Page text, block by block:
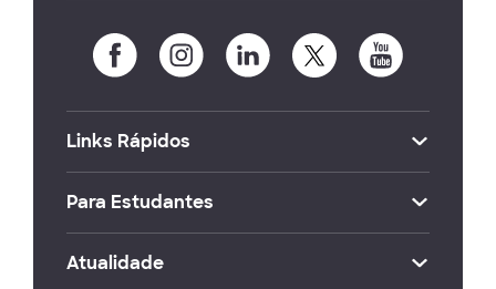
Links Rápidos
Para Estudantes
Atualidade